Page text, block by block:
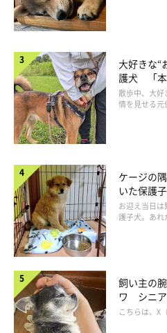
また前〜(※2セット目に入ります。)
いつ終わるんだろう？
と思うほど、何度も繰り返してい
そのまま進んでいる時もあります
伸びながら前へ前へ。
気づくと玄関についていて、そこ
さて、本当にこれでストレッチに
これは私たちがやっているストレ
か。
「あ〜伸びて気持ちいいわ〜」と
柴犬さんも体が”凝る”のかという
人間は、二足歩行を始めたことで
り、
大好きな“
護犬 「本
表情にほ
散歩中、大
情を見せる
ケージの
いた保護
服し頼も
お迎え当日
護子犬。あ
飼い主の
ワ シニア
かな暮ら
こちらは、